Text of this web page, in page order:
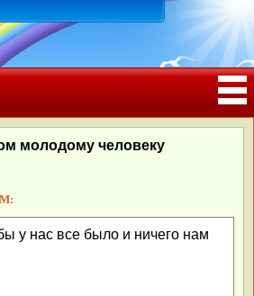
РОЖДЕНИЯ, ЮБИЛЕЕМ
молодому человеку
у нас все было и ничего нам